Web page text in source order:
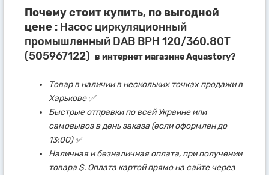
Почему стоит купить, по выгодной
цене : Насос циркуляционный
промышленный DAB ВРН 120/360.80Т
(505967122) в интернет магазине Aquastory?
Товар в наличии в нескольких точках продажи в
Харькове ✅
Быстрые отправки по всей Украине или
самовывоз в день заказа (если оформлен до
13:00) ✅
Наличная и безналичная оплата, при получении
товара $. Оплата картой прямо на сайте через